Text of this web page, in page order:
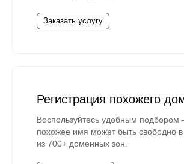
Заказать услугу
Регистрация похожего
Воспользуйтесь удобным
похожее имя может быть свободно
из 700+ доменных зон.